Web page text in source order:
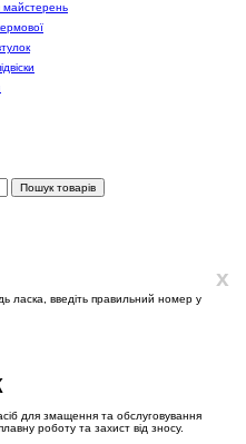
Пошук товарів
x
ласка, введіть правильний номер у
для змащення та обслуговування
роботу та захист від зносу.